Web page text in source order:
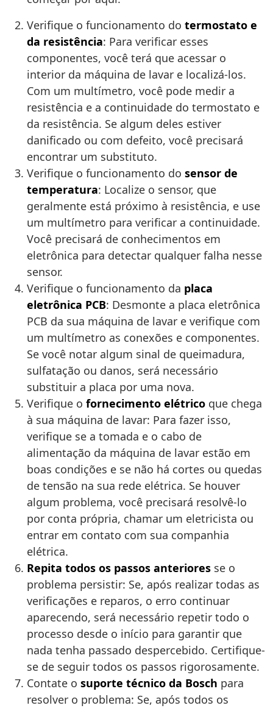
Verifique o funcionamento do termostato e
da resistência: Para verificar esses
componentes, você terá que acessar o
interior da máquina de lavar e localizá-los.
Com um multímetro, você pode medir a
resistência e a continuidade do termostato e
da resistência. Se algum deles estiver
danificado ou com defeito, você precisará
encontrar um substituto.
Verifique o funcionamento do sensor de
temperatura: Localize o sensor, que
geralmente está próximo à resistência, e use
um multímetro para verificar a continuidade.
Você precisará de conhecimentos em
eletrônica para detectar qualquer falha nesse
sensor.
Verifique o funcionamento da placa
eletrônica PCB: Desmonte a placa eletrônica
PCB da sua máquina de lavar e verifique com
um multímetro as conexões e componentes.
Se você notar algum sinal de queimadura,
sulfatação ou danos, será necessário
substituir a placa por uma nova.
Verifique o fornecimento elétrico que chega
à sua máquina de lavar: Para fazer isso,
verifique se a tomada e o cabo de
alimentação da máquina de lavar estão em
boas condições e se não há cortes ou quedas
de tensão na sua rede elétrica. Se houver
algum problema, você precisará resolvê-lo
por conta própria, chamar um eletricista ou
entrar em contato com sua companhia
elétrica.
Repita todos os passos anteriores se o
problema persistir: Se, após realizar todas as
verificações e reparos, o erro continuar
aparecendo, será necessário repetir todo o
processo desde o início para garantir que
nada tenha passado despercebido. Certifique-
se de seguir todos os passos rigorosamente.
Contate o suporte técnico da Bosch para
resolver o problema: Se, após todos os